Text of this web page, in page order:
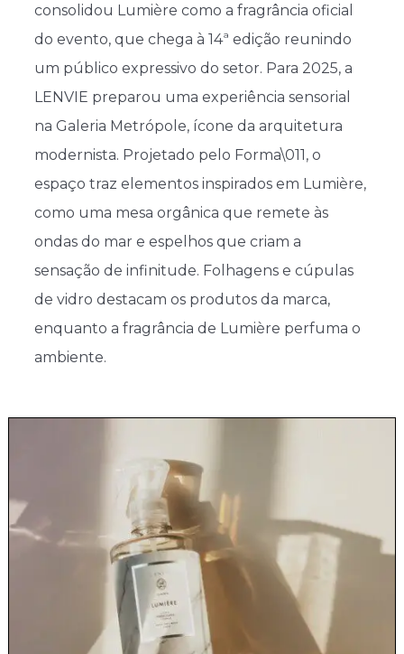
consolidou Lumière como a fragrância oficial
do evento, que chega à 14ª edição reunindo
um público expressivo do setor. Para 2025, a
LENVIE preparou uma experiência sensorial
na Galeria Metrópole, ícone da arquitetura
modernista. Projetado pelo Forma\011, o
espaço traz elementos inspirados em Lumière,
como uma mesa orgânica que remete às
ondas do mar e espelhos que criam a
sensação de infinitude. Folhagens e cúpulas
de vidro destacam os produtos da marca,
enquanto a fragrância de Lumière perfuma o
ambiente.